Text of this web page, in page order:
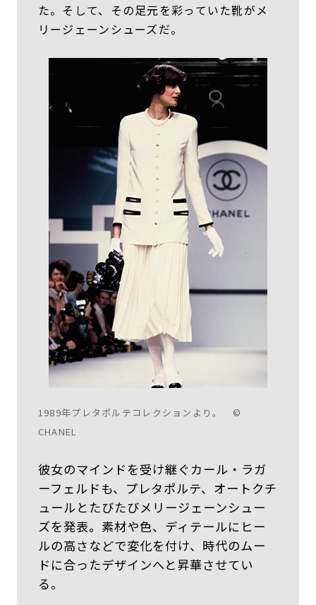
た。そして、その足元を彩っていた靴がメ
リージェーンシューズだ。
1989年プレタポルテコレクションより。 ©
CHANEL
彼女のマインドを受け継ぐカール・ラガ
ーフェルドも、プレタポルテ、オートクチ
ュールとたびたびメリージェーンシュー
ズを発表。素材や色、ディテールにヒー
ルの高さなどで変化を付け、時代のムー
ドに合ったデザインへと昇華させてい
る。